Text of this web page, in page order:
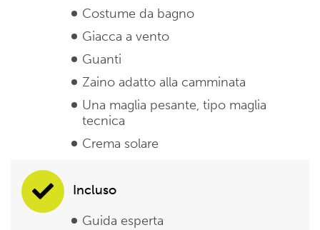
Costume da bagno
Giacca a vento
Guanti
Zaino adatto alla camminata
Una maglia pesante, tipo maglia
tecnica
Crema solare
Incluso
Guida esperta